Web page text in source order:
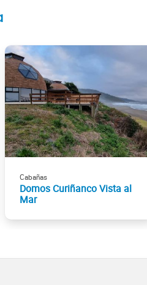
Cabañas
Domos Curiñanco Vista al
Mar